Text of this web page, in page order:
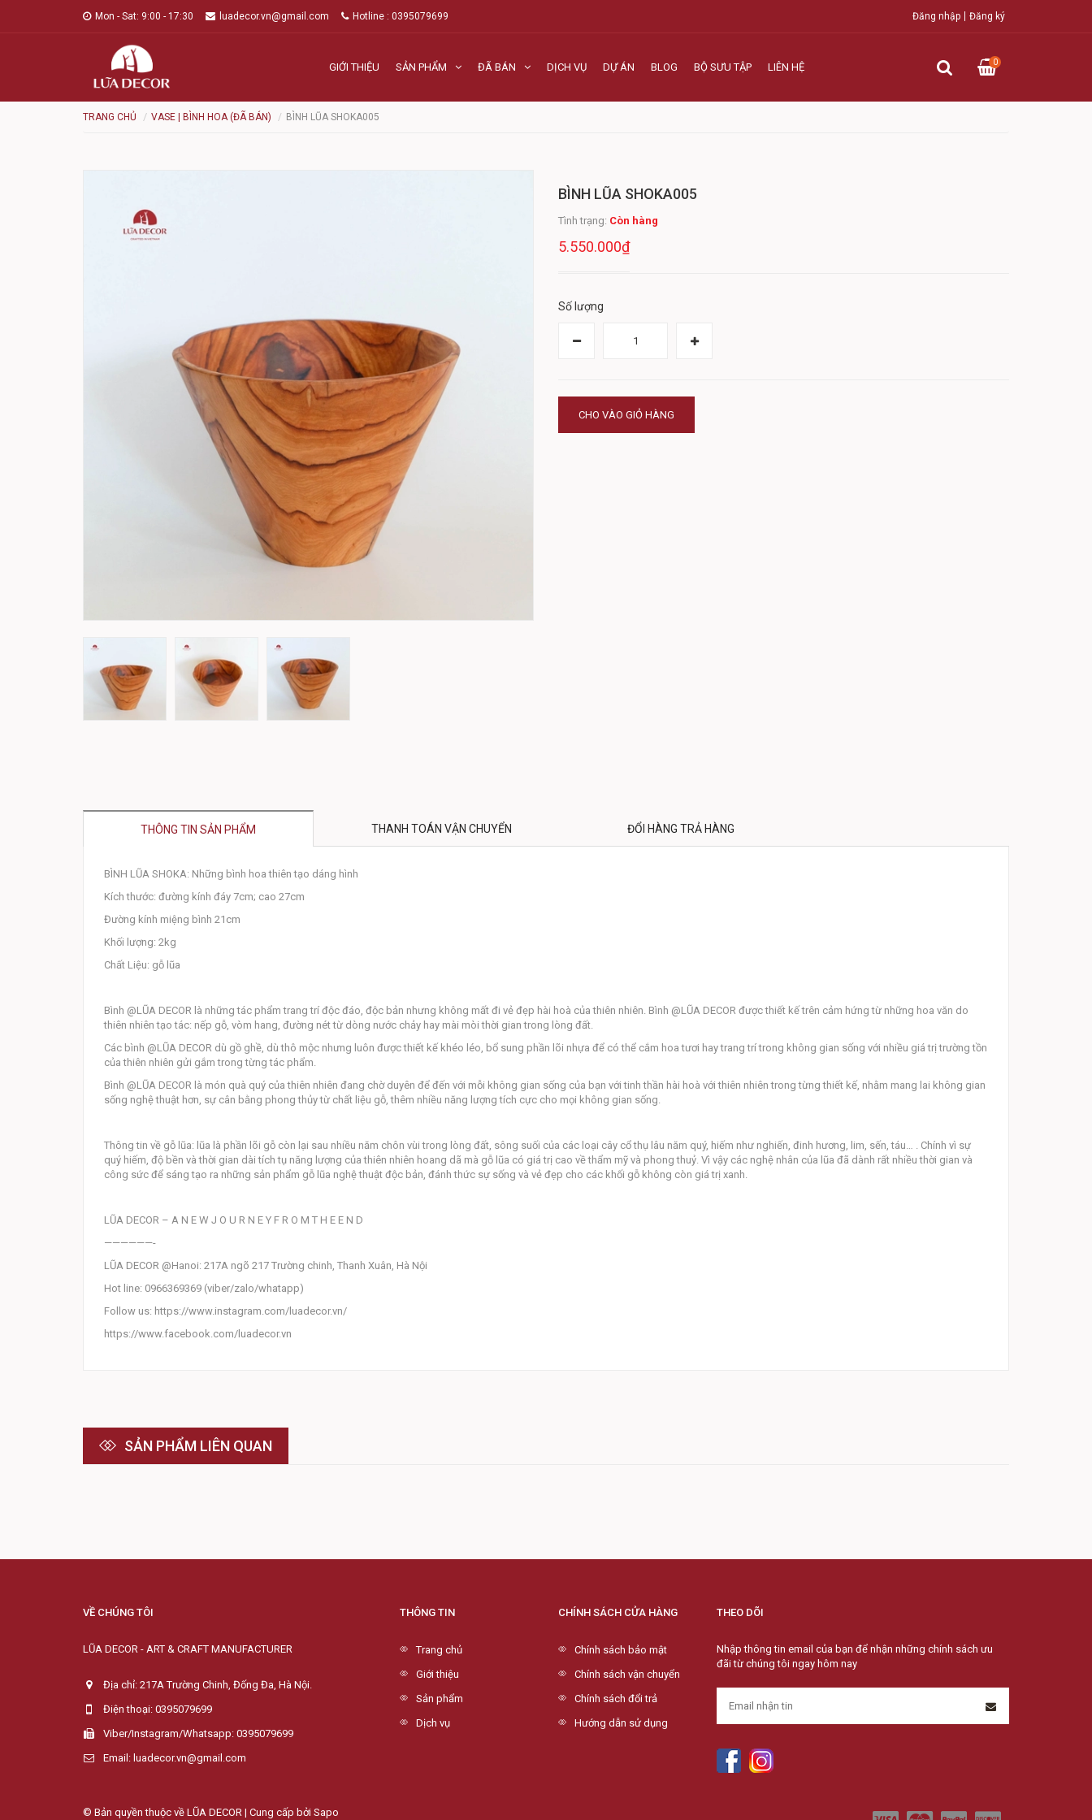
Mon - Sat: 9:00 - 17:30 luadecor.vn@gmail.com Hotline : 0395079699 Đăng nhập Đăng ký
GIỚI THIỆU SẢN PHẨM ĐÃ BÁN DỊCH VỤ DỰ ÁN BLOG BỘ SƯU TẬP LIÊN HỆ 0
TRANG CHỦ VASE | BÌNH HOA (ĐÃ BÁN) BÌNH LŨA SHOKA005
BÌNH LŨA SHOKA005
Tình trạng: Còn hàng
5.550.000₫
Số lượng
CHO VÀO GIỎ HÀNG
THÔNG TIN SẢN PHẨM THANH TOÁN VẬN CHUYỂN ĐỔI HÀNG TRẢ HÀNG
BÌNH LŨA SHOKA: Những bình hoa thiên tạo dáng hình
Kích thước: đường kính đáy 7cm; cao 27cm
Đường kính miệng bình 21cm
Khối lượng: 2kg
Chất Liệu: gỗ lũa
Bình @LŨA DECOR là những tác phẩm trang trí độc đáo, độc bản nhưng không mất đi vẻ đẹp hài hoà của thiên nhiên. Bình @LŨA DECOR được thiết kế trên cảm hứng từ những hoa văn do
thiên nhiên tạo tác: nếp gỗ, vòm hang, đường nét từ dòng nước chảy hay mài mòi thời gian trong lòng đất.
Các bình @LŨA DECOR dù gồ ghề, dù thô mộc nhưng luôn được thiết kế khéo léo, bổ sung phần lõi nhựa để có thể cắm hoa tươi hay trang trí trong không gian sống với nhiều giá trị trường tồn
của thiên nhiên gửi gắm trong từng tác phẩm.
Bình @LŨA DECOR là món quà quý của thiên nhiên đang chờ duyên để đến với mỗi không gian sống của bạn với tinh thần hài hoà với thiên nhiên trong từng thiết kế, nhằm mang lai không gian
sống nghệ thuật hơn, sự cân bằng phong thủy từ chất liệu gỗ, thêm nhiều năng lượng tích cực cho mọi không gian sống.
Thông tin về gỗ lũa: lũa là phần lõi gỗ còn lại sau nhiều năm chôn vùi trong lòng đất, sông suối của các loại cây cổ thụ lâu năm quý, hiếm như nghiến, đinh hương, lim, sến, táu… . Chính vì sự
quý hiếm, độ bền và thời gian dài tích tụ năng lượng của thiên nhiên hoang dã mà gỗ lũa có giá trị cao về thẩm mỹ và phong thuỷ. Vì vậy các nghệ nhân của lũa đã dành rất nhiều thời gian và
công sức để sáng tạo ra những sản phẩm gỗ lũa nghệ thuật độc bản, đánh thức sự sống và vẻ đẹp cho các khối gỗ không còn giá trị xanh.
LŨA DECOR – A N E W J O U R N E Y F R O M T H E E N D
——————-
LŨA DECOR @Hanoi: 217A ngõ 217 Trường chinh, Thanh Xuân, Hà Nội
Hot line: 0966369369 (viber/zalo/whatapp)
Follow us: https://www.instagram.com/luadecor.vn/
https://www.facebook.com/luadecor.vn
SẢN PHẨM LIÊN QUAN
VỀ CHÚNG TÔI
LŨA DECOR - ART & CRAFT MANUFACTURER
Địa chỉ: 217A Trường Chinh, Đống Đa, Hà Nội.
Điện thoại: 0395079699
Viber/Instagram/Whatsapp: 0395079699
Email: luadecor.vn@gmail.com
THÔNG TIN
Trang chủ
Giới thiệu
Sản phẩm
Dịch vụ
CHÍNH SÁCH CỬA HÀNG
Chính sách bảo mật
Chính sách vận chuyển
Chính sách đổi trả
Hướng dẫn sử dụng
THEO DÕI
Nhập thông tin email của bạn để nhận những chính sách ưu
đãi từ chúng tôi ngay hôm nay
© Bản quyền thuộc về LŨA DECOR | Cung cấp bởi Sapo